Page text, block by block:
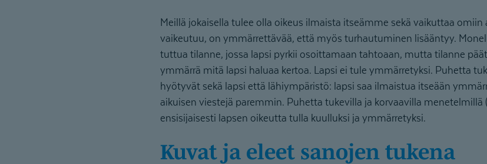
Meillä jokaisella tulee olla oikeus ilmaista itseämme sekä vaikuttaa
vaikeutuu, on ymmärrettävää, että myös turhautuminen lisääntyy.
tuttua tilanne, jossa lapsi pyrkii osoittamaan tahtoaan, mutta tilanne
ymmärrä mitä lapsi haluaa kertoa. Lapsi ei tule ymmärretyksi. Puhetta
hyötyvät sekä lapsi että lähiympäristö: lapsi saa ilmaistua itseään
aikuisen viestejä paremmin. Puhetta tukevilla ja korvaavilla
ensisijaisesti lapsen oikeutta tulla kuulluksi ja ymmärretyksi.
Kuvat ja eleet sanojen tukena